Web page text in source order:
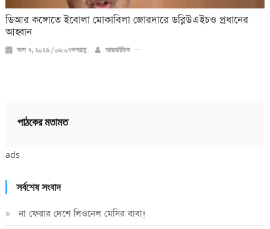
ডিআর কঙ্গোতে ইবোলা মোকাবিলা জোরদারে ডব্লিউএইচও প্রধানের
আহ্বান
আগ ৭, ২০২৬ / ০৬:০৭অপরাহ্ণ আন্তর্জাতিক
পাঠকের মতামত
ads
সর্বশেষ সংবাদ
না ফেরার দেশে লিওনেল মেসির বাবা!